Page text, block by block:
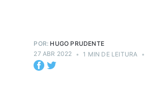
POR: HUGO PRUDENTE
27 ABR 2022 • 1 MIN DE LEITURA •